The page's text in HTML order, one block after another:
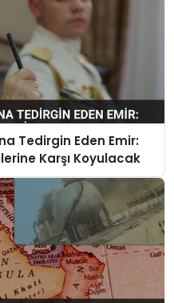
Tedirgin Eden Emir:
Karşı Koyulacak